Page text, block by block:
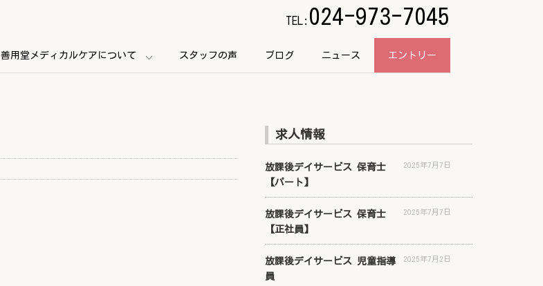
善用堂メディカルケアについて スタッフの声 ブログ ニュース エントリー
TEL: 024-973-7045
求人情報
放課後デイサービス 保育士
【パート】
2025年7月7日
放課後デイサービス 保育士
【正社員】
2025年7月7日
放課後デイサービス 児童指導
員
2025年7月2日